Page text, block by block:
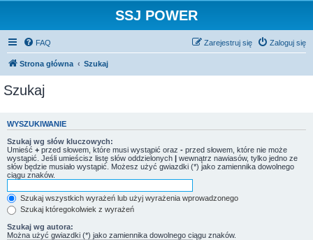
SSJ POWER
FAQ Zaloguj się
Zarejestruj się
Strona główna Szukaj
Szukaj
WYSZUKIWANIE
Szukaj wg słów kluczowych:
Umieść + przed słowem, które musi wystąpić oraz - przed słowem, które nie może
wystąpić. Jeśli umieścisz listę słów oddzielonych | wewnątrz nawiasów, tylko jedno ze
słów będzie musiało wystąpić. Możesz użyć gwiazdki (*) jako zamiennika dowolnego
ciągu znaków.
Szukaj wszystkich wyrażeń lub użyj wyrażenia wprowadzonego
Szukaj któregokolwiek z wyrażeń
Szukaj wg autora:
Można użyć gwiazdki (*) jako zamiennika dowolnego ciągu znaków.